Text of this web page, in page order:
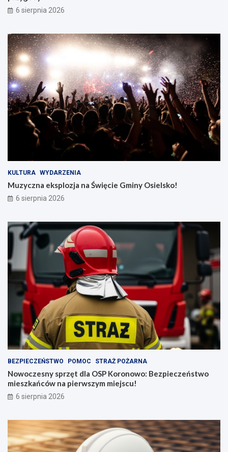
d
s
z
c
z
y
!
e
z
y
g
o
d
y
6 sierpnia 2026
KULTURA WYDARZENIA
Muzyczna eksplozja na Święcie Gminy Osielsko!
6 sierpnia 2026
BEZPIECZEŃSTWO POMOC STRAŻ POŻARNA
Nowoczesny sprzęt dla OSP Koronowo: Bezpieczeństwo
mieszkańców na pierwszym miejscu!
6 sierpnia 2026